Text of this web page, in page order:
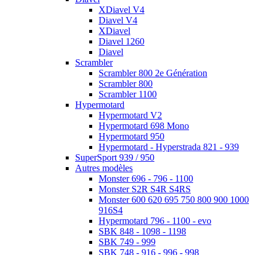
XDiavel V4
Diavel V4
XDiavel
Diavel 1260
Diavel
Scrambler
Scrambler 800 2e Génération
Scrambler 800
Scrambler 1100
Hypermotard
Hypermotard V2
Hypermotard 698 Mono
Hypermotard 950
Hypermotard - Hyperstrada 821 - 939
SuperSport 939 / 950
Autres modèles
Monster 696 - 796 - 1100
Monster S2R S4R S4RS
Monster 600 620 695 750 800 900 1000
916S4
Hypermotard 796 - 1100 - evo
SBK 848 - 1098 - 1198
SBK 749 - 999
SBK 748 - 916 - 996 - 998